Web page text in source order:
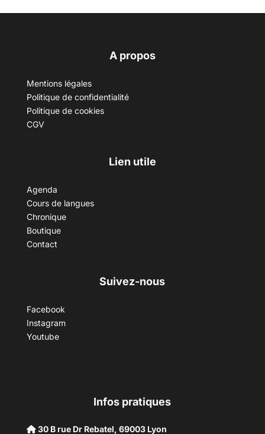
A propos
Mentions légales
Politique de confidentialité
Politique de cookies
CGV
Lien utile
Agenda
Cours de langues
Chronique
Boutique
Contact
Suivez-nous
Facebook
Instagram
Youtube
Infos pratiques
30 B rue Dr Rebatel, 69003 Lyon